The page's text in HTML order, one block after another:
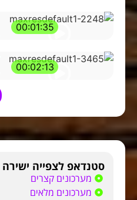
00:01:35
00:02:13
סטנדאפ לצפייה ישירה
מערכונים קצרים
מערכונים מלאים